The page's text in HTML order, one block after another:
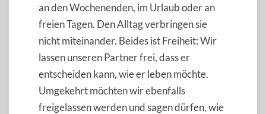
an den Wochenenden, im Urlaub oder an
freien Tagen. Den Alltag verbringen sie
nicht miteinander. Beides ist Freiheit: Wir
lassen unseren Partner frei, dass er
entscheiden kann, wie er leben möchte.
Umgekehrt möchten wir ebenfalls
freigelassen werden und sagen dürfen, wie